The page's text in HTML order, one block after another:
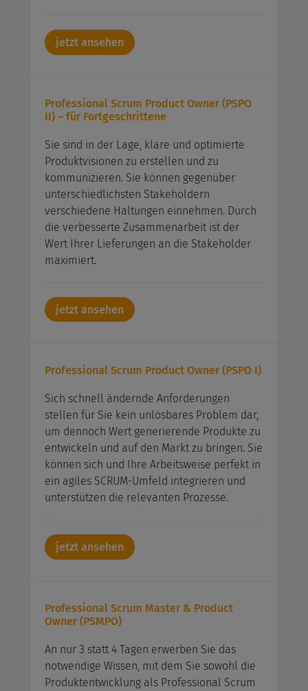
jetzt ansehen
Professional Scrum Product Owner (PSPO
II) – für Fortgeschrittene
Sie sind in der Lage, klare und optimierte
Produktvisionen zu erstellen und zu
kommunizieren. Sie können gegenüber
unterschiedlichsten Stakeholdern
verschiedene Haltungen einnehmen. Durch
die verbesserte Zusammenarbeit ist der
Wert Ihrer Lieferungen an die Stakeholder
maximiert.
jetzt ansehen
Professional Scrum Product Owner (PSPO I)
Sich schnell ändernde Anforderungen
stellen für Sie kein unlösbares Problem dar,
um dennoch Wert generierende Produkte zu
entwickeln und auf den Markt zu bringen. Sie
können sich und Ihre Arbeitsweise perfekt in
ein agiles SCRUM-Umfeld integrieren und
unterstützen die relevanten Prozesse.
jetzt ansehen
Professional Scrum Master & Product
Owner (PSMPO)
An nur 3 statt 4 Tagen erwerben Sie das
notwendige Wissen, mit dem Sie sowohl die
Produktentwicklung als Professional Scrum